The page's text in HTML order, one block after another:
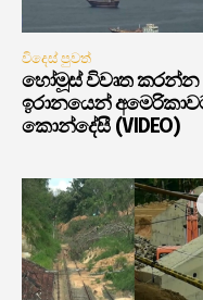
විදෙස් පුවත්
හෝමූස් විවෘත කරන්න
ඉරානයෙන්
කොන්දේසී (VIDEO)